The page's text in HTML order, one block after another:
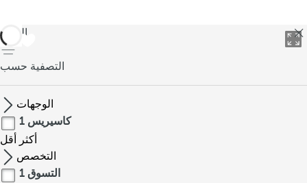
العودة
التصفية حسب
الوجهات
كاسيريس 1
أكثر
أقل
التخصص
التسوق 1